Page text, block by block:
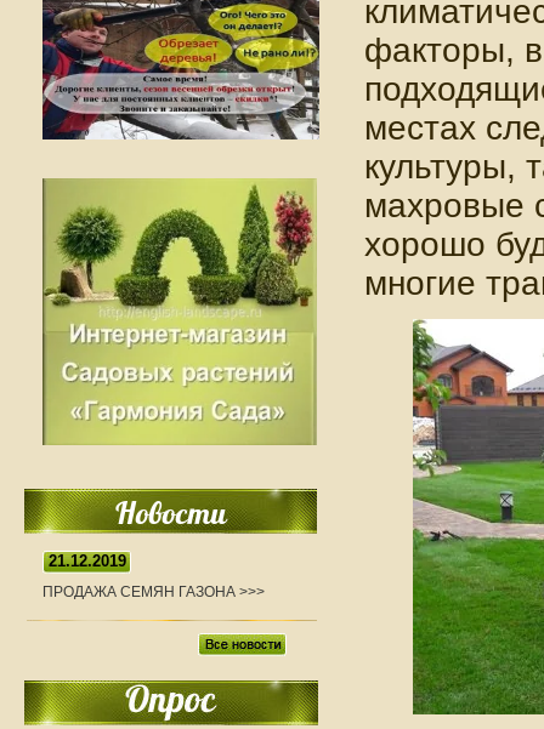
факторы,
местах
культуры,
махровые
хорошо
многие
Новости
21.12.2019
ПРОДАЖА СЕМЯН ГАЗОНА >>>